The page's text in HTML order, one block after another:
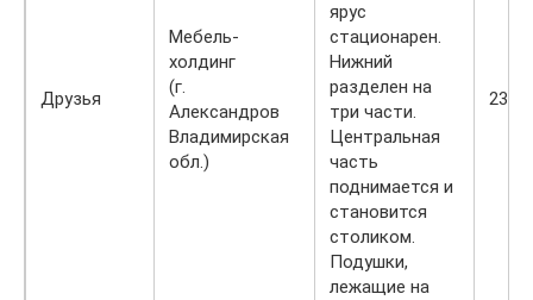
Друзья
Мебель-
холдинг
(г.
Александров
Владимирская
обл.)
ярус
стационарен.
Нижний
разделен на
три части.
Центральная
часть
поднимается и
становится
столиком.
Подушки,
лежащие на